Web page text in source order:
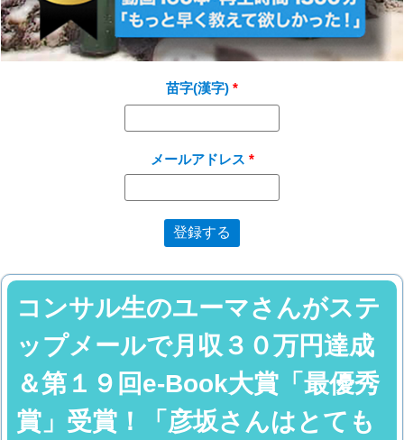
苗字(漢字)
メールアドレス
コンサル生のユーマさんがステ
ップメールで月収３０万円達成
＆第１９回e-Book大賞「最優秀
賞」受賞！「彦坂さんはとても